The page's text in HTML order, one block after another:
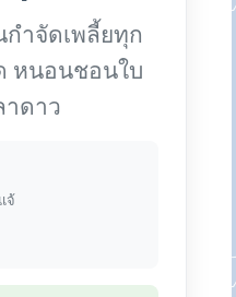
ำจัดเพลี้ยทุก
หนอนชอนใบ
าดาว
จ้